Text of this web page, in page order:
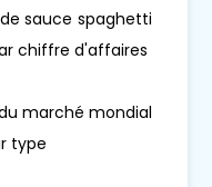
sauce spaghetti
chiffre d'affaires
marché mondial
type